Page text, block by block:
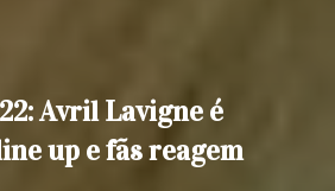
Avril Lavigne é
up e fãs reagem